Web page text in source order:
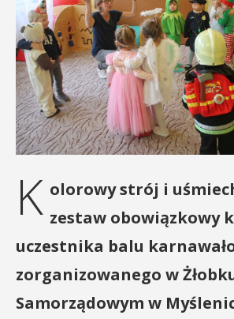
K olorowy strój i
zestaw obowiązkowy
uczestnika balu
zorganizowanego w
Samorządowym w